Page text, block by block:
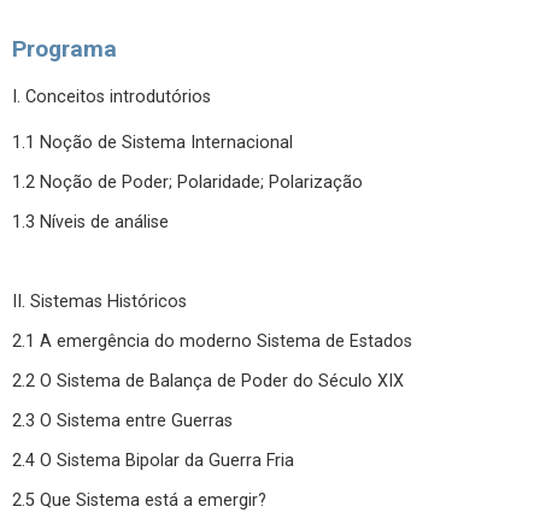
Programa
I. Conceitos introdutórios
1.1 Noção de Sistema Internacional
1.2 Noção de Poder; Polaridade; Polarização
1.3 Níveis de análise
II. Sistemas Históricos
2.1 A emergência do moderno Sistema de Estados
2.2 O Sistema de Balança de Poder do Século XIX
2.3 O Sistema entre Guerras
2.4 O Sistema Bipolar da Guerra Fria
2.5 Que Sistema está a emergir?